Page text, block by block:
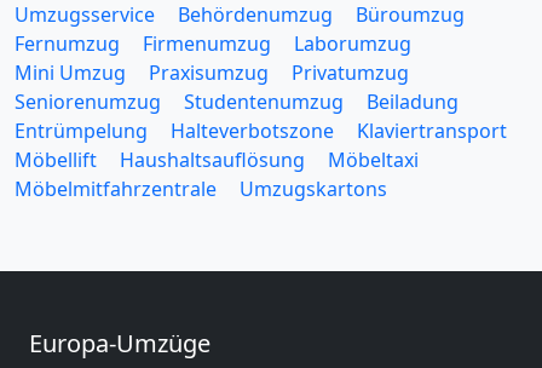
Umzugsservice Behördenumzug
Büroumzug
Fernumzug
Firmenumzug
Laborumzug
Mini Umzug
Praxisumzug
Privatumzug
Seniorenumzug
Studentenumzug
Beiladung
Entrümpelung
Halteverbotszone
Klaviertransport
Möbellift
Haushaltsauflösung
Möbeltaxi
Möbelmitfahrzentrale
Umzugskartons
Europa-Umzüge